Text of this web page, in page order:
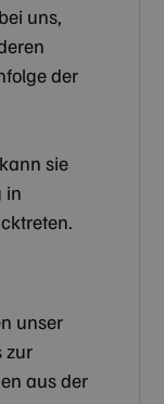
uns,
der
sie
in
unser
zur
aus der